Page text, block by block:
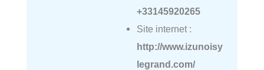
+33145920265
Site internet :
http://www.izunoisy
legrand.com/